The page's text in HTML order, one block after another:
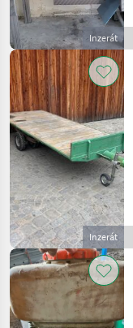
Inzerát
Inzerát